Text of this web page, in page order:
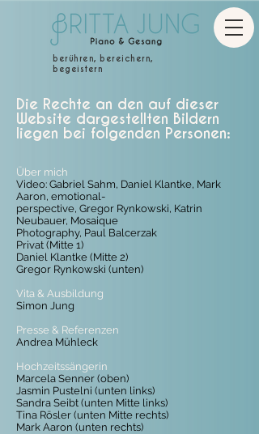
berühren, bereichern,
begeistern
Die Rechte an den auf dieser
Website dargestellten Bildern
liegen bei folgenden Personen:
Über mich
Video: Gabriel Sahm, Daniel Klantke, Mark
Aaron, emotional-
perspective, Gregor Rynkowski, Katrin
Neubauer, Mosaique
Photography, Paul Balcerzak
Privat (Mitte 1)
Daniel Klantke (Mitte 2)
Gregor Rynkowski (unten)
Vita & Ausbildung
Simon Jung
Presse & Referenzen
Andrea Mühleck
Hochzeitssängerin
Marcela Senner (oben)
Jasmin Pustelni (unten links)
Sandra Seibt (unten Mitte links)
Tina Rösler (unten Mitte rechts)
Mark Aaron (unten rechts)